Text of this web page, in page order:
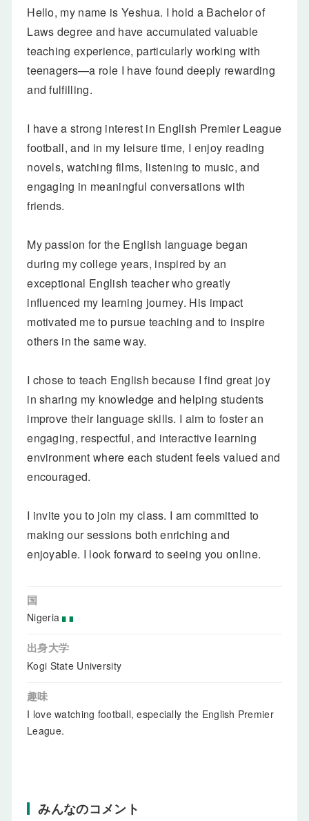
Hello, my name is Yeshua. I hold a Bachelor of
Laws degree and have accumulated valuable
teaching experience, particularly working with
teenagers—a role I have found deeply rewarding
and fulfilling.
I have a strong interest in English Premier League
football, and in my leisure time, I enjoy reading
novels, watching films, listening to music, and
engaging in meaningful conversations with
friends.
My passion for the English language began
during my college years, inspired by an
exceptional English teacher who greatly
influenced my learning journey. His impact
motivated me to pursue teaching and to inspire
others in the same way.
I chose to teach English because I find great joy
in sharing my knowledge and helping students
improve their language skills. I aim to foster an
engaging, respectful, and interactive learning
environment where each student feels valued and
encouraged.
I invite you to join my class. I am committed to
making our sessions both enriching and
enjoyable. I look forward to seeing you online.
国
Nigeria
出身大学
Kogi State University
趣味
I love watching football, especially the English Premier
League.
みんなのコメント